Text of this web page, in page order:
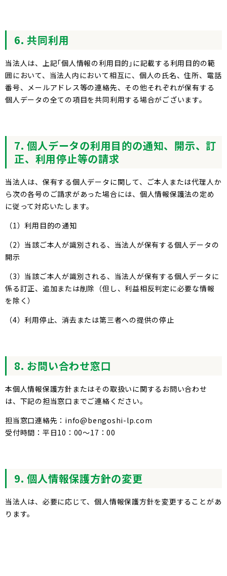
6. 共同利用
当法人は、上記｢個人情報の利用目的｣に記載する利用目的の範
囲において、当法人内において相互に、個人の氏名、住所、電話
番号、メールアドレス等の連絡先、その他それぞれが保有する
個人データの全ての項目を共同利用する場合がございます。
7. 個人データの利用目的の通知、開示、訂
正、利用停止等の請求
当法人は、保有する個人データに関して、ご本人または代理人か
ら次の各号のご請求があった場合には、個人情報保護法の定め
に従って対応いたします。
（1）利用目的の通知
（2）当該ご本人が識別される、当法人が保有する個人データの
開示
（3）当該ご本人が識別される、当法人が保有する個人データに
係る訂正、追加または削除（但し、利益相反判定に必要な情報
を除く）
（4）利用停止、消去または第三者への提供の停止
8. お問い合わせ窓口
本個人情報保護方針またはその取扱いに関するお問い合わせ
は、下記の担当窓口までご連絡ください。
担当窓口連絡先：info@bengoshi-lp.com
受付時間：平日10：00～17：00
9. 個人情報保護方針の変更
当法人は、必要に応じて、個人情報保護方針を変更することがあ
ります。